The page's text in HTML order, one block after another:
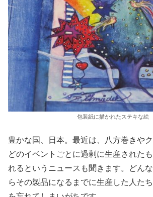
包装紙に描かれたステキな絵
豊かな国、日本。最近は、八方巻きや
どのイベントごとに過剰に生産された
れるというニュースも聞きます。どん
らその製品になるまでに生産した人た